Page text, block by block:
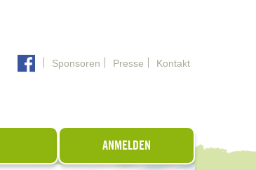
Sponsoren Presse Kontakt
ANMELDEN